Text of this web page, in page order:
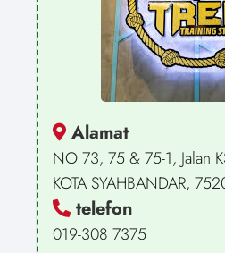
Alamat
NO 73, 75 & 75-1, Jalan
KOTA SYAHBANDAR,
telefon
019-308 7375